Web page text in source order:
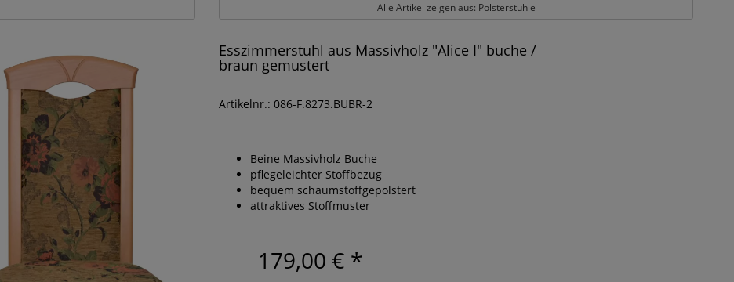
Alle Artikel zeigen aus: Polsterstühle
Esszimmerstuhl aus Massivholz "Alice I" buche /
braun gemustert
Artikelnr.: 086-F.8273.BUBR-2
Beine Massivholz Buche
pflegeleichter Stoffbezug
bequem schaumstoffgepolstert
attraktives Stoffmuster
179,00 € *